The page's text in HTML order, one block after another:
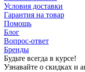
Условия доставки
Гарантия на товар
Помощь
Блог
Вопрос-ответ
Бренды
Будьте всегда в курсе!
Узнавайте о скидках и